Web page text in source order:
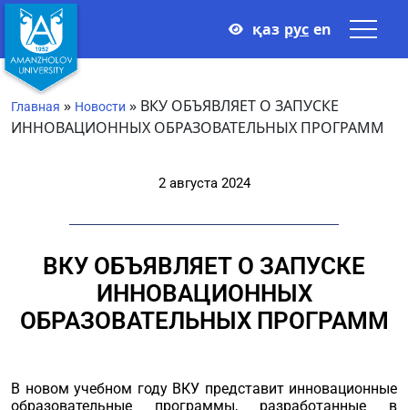
қаз рус en
Главная » Новости » ВКУ ОБЪЯВЛЯЕТ О ЗАПУСКЕ
ИННОВАЦИОННЫХ ОБРАЗОВАТЕЛЬНЫХ ПРОГРАММ
2 августа 2024
ВКУ ОБЪЯВЛЯЕТ О ЗАПУСКЕ
ИННОВАЦИОННЫХ
ОБРАЗОВАТЕЛЬНЫХ ПРОГРАММ
В новом учебном году ВКУ представит инновационные
образовательные программы, разработанные в